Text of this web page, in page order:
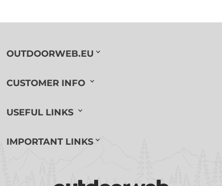
OUTDOORWEB.EU
CUSTOMER INFO
USEFUL LINKS
IMPORTANT LINKS